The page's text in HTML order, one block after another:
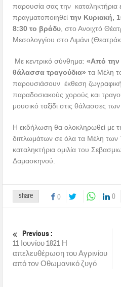
παρουσία σας την
πραγματοποιηθείτην Κυριακή,
8:30 το βράδυ , στο Ανοιχτό
Μεσολογγίου στο Λιμάνι
Με κεντρικό σύνθημα:«Από την
θάλασσα τραγούδια»τα Μέλη
παρουσιάσουν έκθεση
παραδοσιακούς χορούς και
μουσικό ταξίδι στις θάλασσες
Η εκδήλωση θα ολοκληρωθεί με
διπλωμάτων σε όλα τα Μέλη των
καταληκτήρια ομιλία του
Δαμασκηνού.
share 0 0
Previous :
11 Ιουνίου 1821 Η
απελευθέρωση του Αγρινίου
από τον Οθωμανικό ζυγό